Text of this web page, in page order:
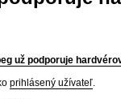
už podporuje
prihlásený užívateľ.